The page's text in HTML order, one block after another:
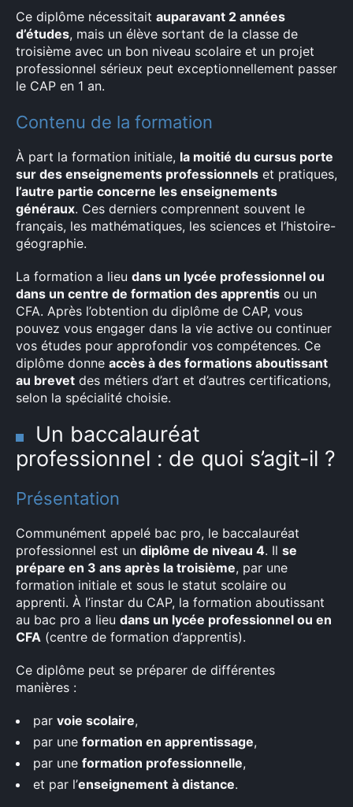
Ce diplôme nécessitait auparavant 2 années
d’études, mais un élève sortant de la classe de
troisième avec un bon niveau scolaire et un projet
professionnel sérieux peut exceptionnellement passer
le CAP en 1 an.
Contenu de la formation
À part la formation initiale, la moitié du cursus porte
sur des enseignements professionnels et pratiques,
l’autre partie concerne les enseignements
généraux. Ces derniers comprennent souvent le
français, les mathématiques, les sciences et l’histoire-
géographie.
La formation a lieu dans un lycée professionnel ou
dans un centre de formation des apprentis ou un
CFA. Après l’obtention du diplôme de CAP, vous
pouvez vous engager dans la vie active ou continuer
vos études pour approfondir vos compétences. Ce
diplôme donne accès à des formations aboutissant
au brevet des métiers d’art et d’autres certifications,
selon la spécialité choisie.
Un baccalauréat
professionnel : de quoi s’agit-il ?
Présentation
Communément appelé bac pro, le baccalauréat
professionnel est un diplôme de niveau 4. Il se
prépare en 3 ans après la troisième, par une
formation initiale et sous le statut scolaire ou
apprenti. À l’instar du CAP, la formation aboutissant
au bac pro a lieu dans un lycée professionnel ou en
CFA (centre de formation d’apprentis).
Ce diplôme peut se préparer de différentes
manières :
par voie scolaire,
par une formation en apprentissage,
par une formation professionnelle,
et par l’enseignement à distance.